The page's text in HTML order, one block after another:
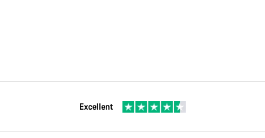
Excellent